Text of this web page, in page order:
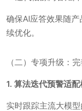
确保AI应答效果随
续优化。
（二）专项升级：
1. 算法迭代预警适配
实时跟踪主流大模